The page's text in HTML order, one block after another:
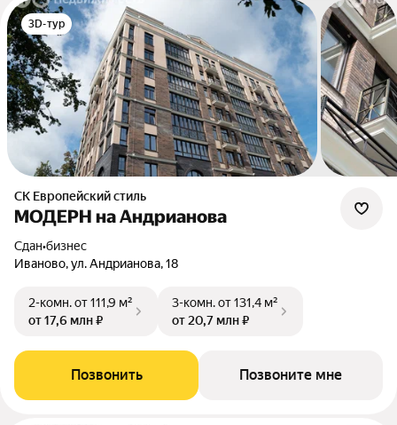
3D-тур
СК Европейский стиль
МОДЕРН на Андрианова
Сдан•бизнес
Иваново, ул. Андрианова, 18
2-комн.от 111,9 м²
от 17,6 млн ₽
3-комн.от 131,4 м²
от 20,7 млн ₽
Позвонить Позвоните мне